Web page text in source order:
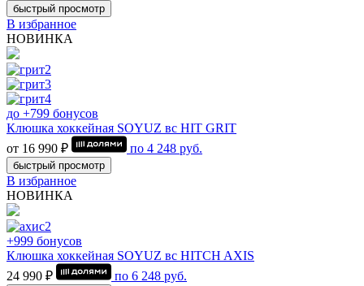
быстрый просмотр
В избранное
НОВИНКА
до +799 бонусов
Клюшка хоккейная SOYUZ вс HIT GRIT
от 16 990 ₽
по 4 248 руб.
быстрый просмотр
В избранное
НОВИНКА
+999 бонусов
Клюшка хоккейная SOYUZ вс HITCH AXIS
24 990 ₽
по 6 248 руб.